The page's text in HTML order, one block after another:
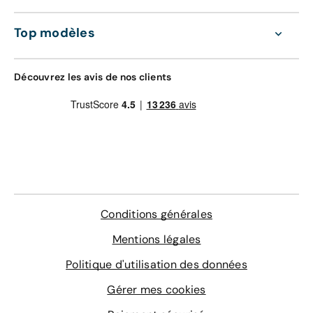
d'oeuvre valable dans le réseau constructeur
(Europe)
remorquage et véhicule de prêt)
Contrôle technique
168 €
Gravage des vitres
Top modèles
Découvrez les avis de nos clients
Conditions générales
Mentions légales
Politique d'utilisation des données
Gérer mes cookies